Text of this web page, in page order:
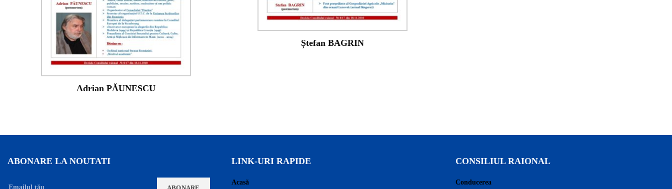
Adrian PĂUNESCU
Ștefan BAGRIN
ABONARE LA NOUTATI LINK-URI RAPIDE
Acasă
CONSILIUL RAIONAL
Conducerea